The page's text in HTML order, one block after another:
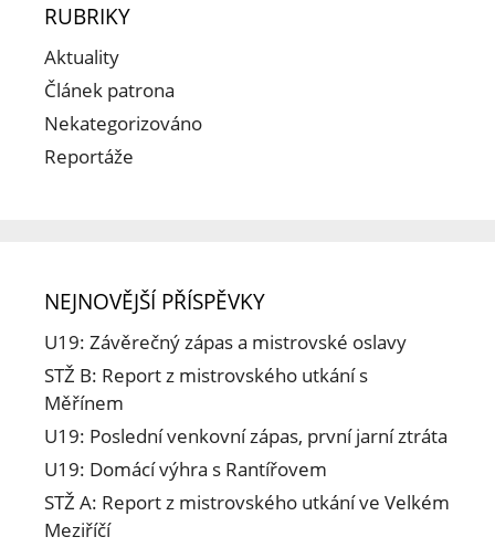
RUBRIKY
Aktuality
Článek patrona
Nekategorizováno
Reportáže
NEJNOVĚJŠÍ PŘÍSPĚVKY
U19: Závěrečný zápas a mistrovské oslavy
STŽ B: Report z mistrovského utkání s
Měřínem
U19: Poslední venkovní zápas, první jarní ztráta
U19: Domácí výhra s Rantířovem
STŽ A: Report z mistrovského utkání ve Velkém
Meziříčí